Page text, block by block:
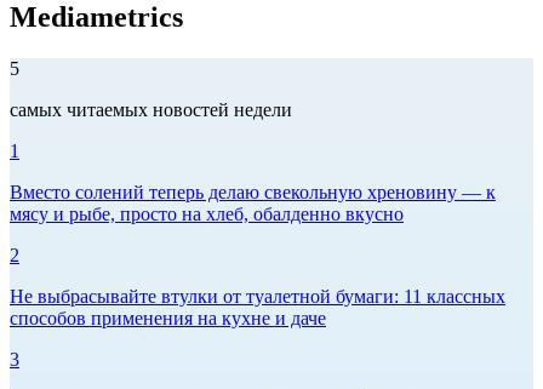
Mediametrics
5
самых читаемых новостей недели
1
Вместо солений теперь делаю свекольную хреновину — к
мясу и рыбе, просто на хлеб, обалденно вкусно
2
Не выбрасывайте втулки от туалетной бумаги: 11 классных
способов применения на кухне и даче
3